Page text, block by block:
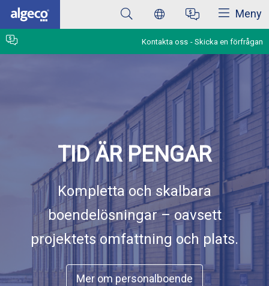
Hoppa
huvudinnehåll
Meny
Kontakta oss Skicka en förfrågan
TID ÄR PENGAR
Kompletta och skalbara
boendelösningar – oavsett
projektets omfattning och plats.
Mer om personalboende